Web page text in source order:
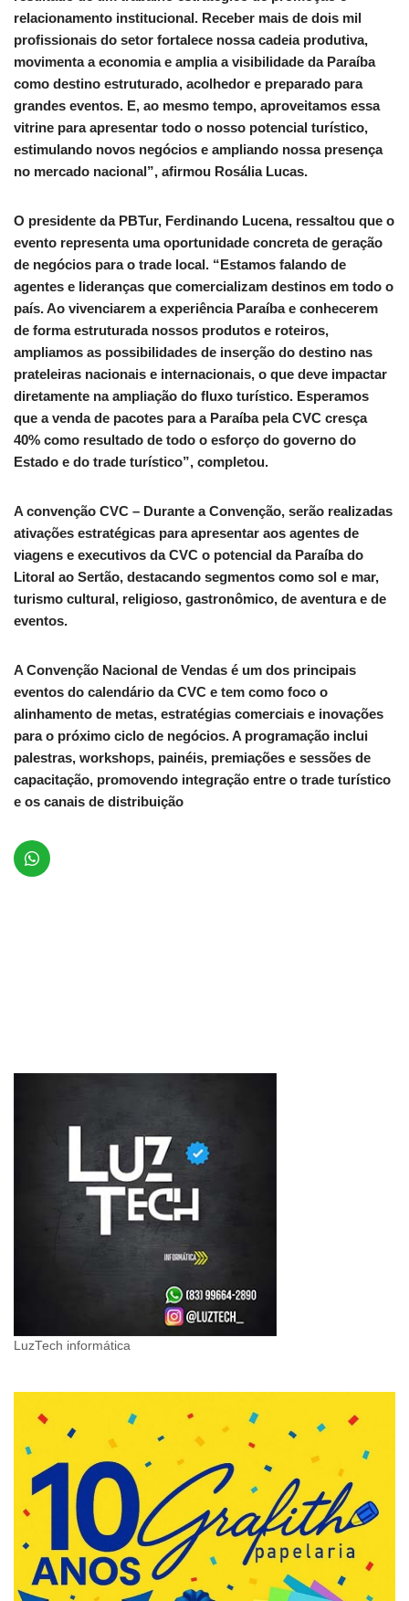
relacionamento institucional. Receber mais de dois mil
profissionais do setor fortalece nossa cadeia produtiva,
movimenta a economia e amplia a visibilidade da Paraíba
como destino estruturado, acolhedor e preparado para
grandes eventos. E, ao mesmo tempo, aproveitamos essa
vitrine para apresentar todo o nosso potencial turístico,
estimulando novos negócios e ampliando nossa presença
no mercado nacional”, afirmou Rosália Lucas.
O presidente da PBTur, Ferdinando Lucena, ressaltou que o
evento representa uma oportunidade concreta de geração
de negócios para o trade local. “Estamos falando de
agentes e lideranças que comercializam destinos em todo o
país. Ao vivenciarem a experiência Paraíba e conhecerem
de forma estruturada nossos produtos e roteiros,
ampliamos as possibilidades de inserção do destino nas
prateleiras nacionais e internacionais, o que deve impactar
diretamente na ampliação do fluxo turístico. Esperamos
que a venda de pacotes para a Paraíba pela CVC cresça
40% como resultado de todo o esforço do governo do
Estado e do trade turístico”, completou.
A convenção CVC – Durante a Convenção, serão realizadas
ativações estratégicas para apresentar aos agentes de
viagens e executivos da CVC o potencial da Paraíba do
Litoral ao Sertão, destacando segmentos como sol e mar,
turismo cultural, religioso, gastronômico, de aventura e de
eventos.
A Convenção Nacional de Vendas é um dos principais
eventos do calendário da CVC e tem como foco o
alinhamento de metas, estratégias comerciais e inovações
para o próximo ciclo de negócios. A programação inclui
palestras, workshops, painéis, premiações e sessões de
capacitação, promovendo integração entre o trade turístico
e os canais de distribuição
LuzTech informática